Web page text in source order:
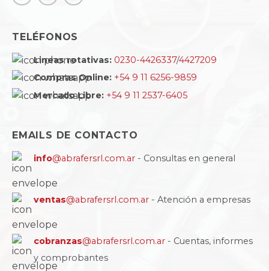
TELÉFONOS
Lineas rotativas: 0230-4426337/4427209
Compras Online: +54 9 11 6256-9859
Mercado Libre: +54 9 11 2537-6405
EMAILS DE CONTACTO
info@abrafersrl.com.ar - Consultas en general
ventas@abrafersrl.com.ar - Atención a empresas
cobranzas@abrafersrl.com.ar - Cuentas, informes
y comprobantes